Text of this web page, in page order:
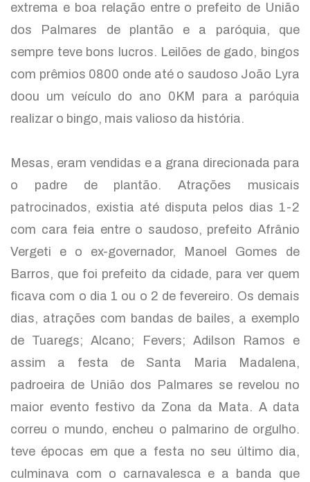
extrema e boa relação entre o prefeito de União
dos Palmares de plantão e a paróquia, que
sempre teve bons lucros. Leilões de gado, bingos
com prêmios 0800 onde até o saudoso João Lyra
doou um veículo do ano 0KM para a paróquia
realizar o bingo, mais valioso da história.
Mesas, eram vendidas e a grana direcionada para
o padre de plantão. Atrações musicais
patrocinados, existia até disputa pelos dias 1-2
com cara feia entre o saudoso, prefeito Afrânio
Vergeti e o ex-governador, Manoel Gomes de
Barros, que foi prefeito da cidade, para ver quem
ficava com o dia 1 ou o 2 de fevereiro. Os demais
dias, atrações com bandas de bailes, a exemplo
de Tuaregs; Alcano; Fevers; Adilson Ramos e
assim a festa de Santa Maria Madalena,
padroeira de União dos Palmares se revelou no
maior evento festivo da Zona da Mata. A data
correu o mundo, encheu o palmarino de orgulho.
teve épocas em que a festa no seu último dia,
culminava com o carnavalesca e a banda que